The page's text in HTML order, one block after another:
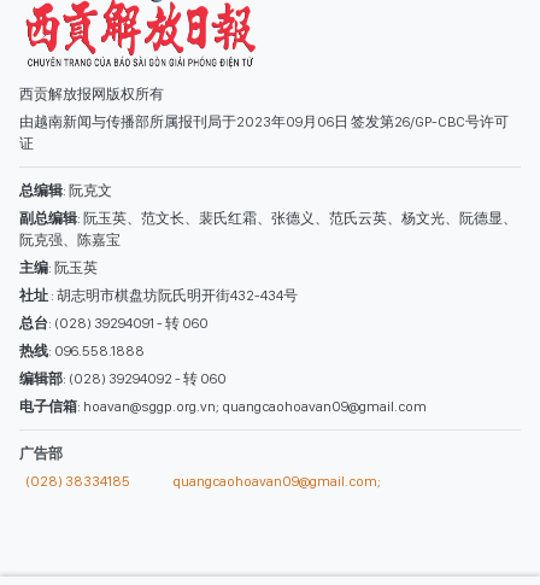
西贡解放报网版权所有
由越南新闻与传播部所属报刊局于2023年09月06日 签发第26/GP-CBC号许可
证
总编辑
副总编辑: 阮玉英、范文长、裴氏红霜、张德义、范氏云英、杨文光、阮德显、
总台: (028) 39294091 - 转 060